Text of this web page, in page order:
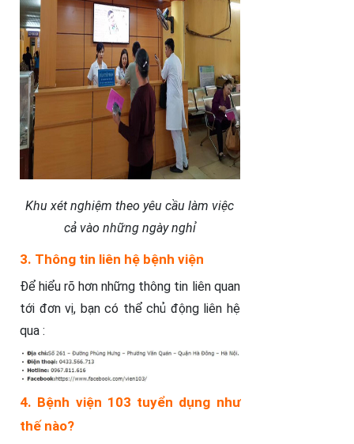
Khu xét nghiệm theo yêu cầu làm việc
cả vào những ngày nghỉ
3. Thông tin liên hệ bệnh viện
Để hiểu rõ hơn những thông tin liên quan
tới đơn vị, bạn có thể chủ động liên hệ
qua :
4. Bệnh viện 103 tuyển dụng như
thế nào?